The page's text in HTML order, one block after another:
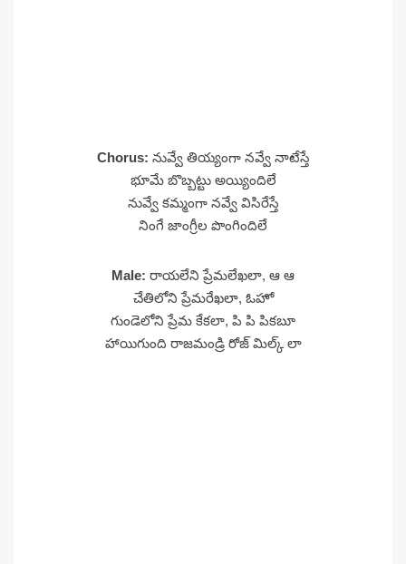
Chorus: నువ్వే తియ్యంగా నవ్వే నాటేస్తే
భూమే బొబ్బట్టు అయ్యిందిలే
నువ్వే కమ్మంగా నవ్వే విసిరేస్తే
నింగే జాంగ్రీల పొంగిందిలే
Male: రాయలేని ప్రేమలేఖలా, ఆ ఆ
చేతిలోని ప్రేమరేఖలా, ఓహో
గుండెలోని ప్రేమ కేకలా, పి పి పికబూ
హాయిగుంది రాజమండ్రి రోజ్ మిల్క్ లా